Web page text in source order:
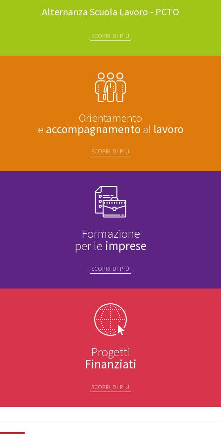
Alternanza Scuola Lavoro - PCTO
SCOPRI DI PIÙ
Orientamento
e accompagnamento al lavoro
SCOPRI DI PIÙ
Formazione
per le imprese
SCOPRI DI PIÙ
Progetti
Finanziati
SCOPRI DI PIÙ